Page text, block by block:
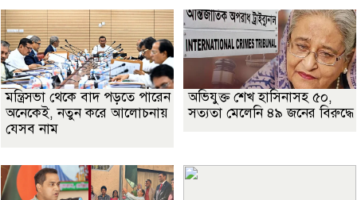
মন্ত্রিসভা থেকে বাদ পড়তে পারেন
অনেকেই, নতুন করে আলোচনায়
যেসব নাম
অভিযুক্ত শেখ হাসিনাসহ ৫০,
সত্যতা মেলেনি ৪৯ জনের বিরুদ্ধে